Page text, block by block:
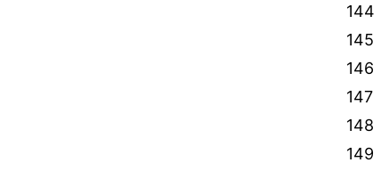
144
145
146
147
148
149